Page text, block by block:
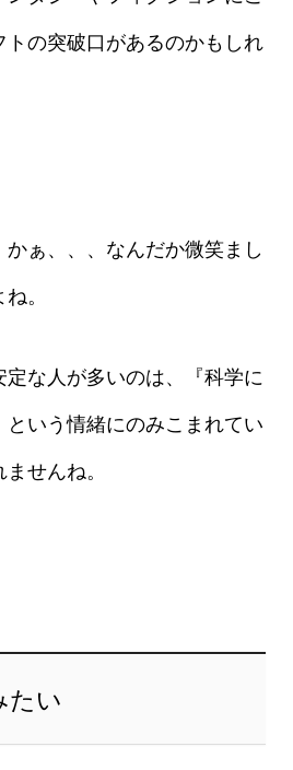
トの突破口があるのかもしれ
ぁ、、、なんだか微笑まし
。
な人が多いのは、『科学に
という情緒にのみこまれてい
せんね。
たい